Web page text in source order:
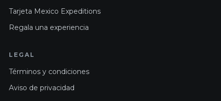
Tarjeta Mexico Expeditions
Regala una experiencia
LEGAL
Términos y condiciones
Aviso de privacidad